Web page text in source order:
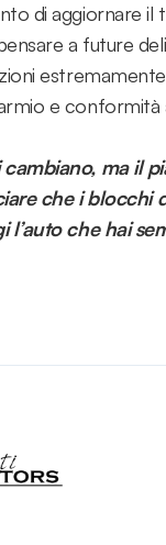
di aggiornare il
a future
e conformità
ma il
che i blocchi
l’auto che hai